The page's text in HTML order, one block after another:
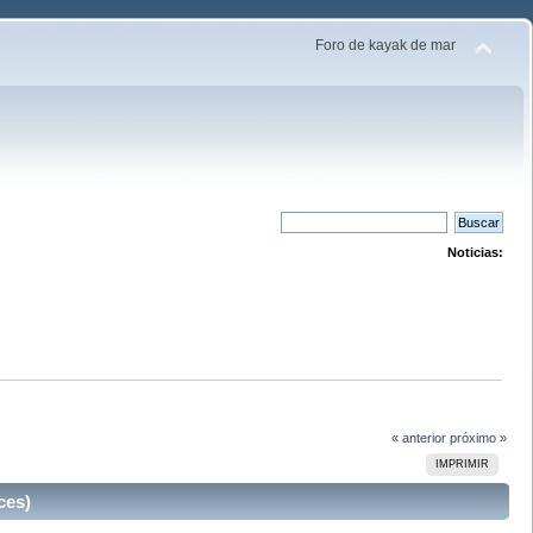
Foro de kayak de mar
Noticias:
« anterior próximo »
IMPRIMIR